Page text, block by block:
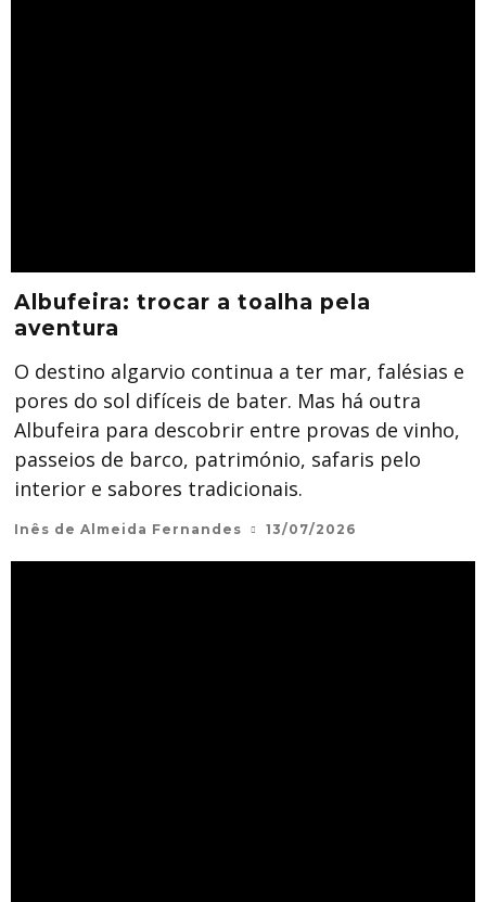
Albufeira: trocar a toalha pela
aventura
O destino algarvio continua a ter mar, falésias e
pores do sol difíceis de bater. Mas há outra
Albufeira para descobrir entre provas de vinho,
passeios de barco, património, safaris pelo
interior e sabores tradicionais.
Inês de Almeida Fernandes 13/07/2026